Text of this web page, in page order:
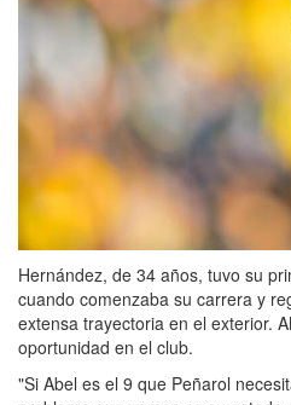
Hernández, de 34 años, tuvo su
cuando comenzaba su carrera y
extensa trayectoria en el exterior.
oportunidad en el club.
"Si Abel es el 9 que Peñarol